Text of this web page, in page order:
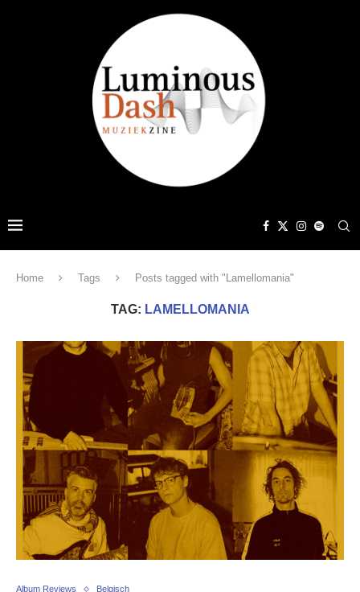
Home Tags Posts tagged with "Lamellomania"
TAG: LAMELLOMANIA
Album Reviews Belgisch